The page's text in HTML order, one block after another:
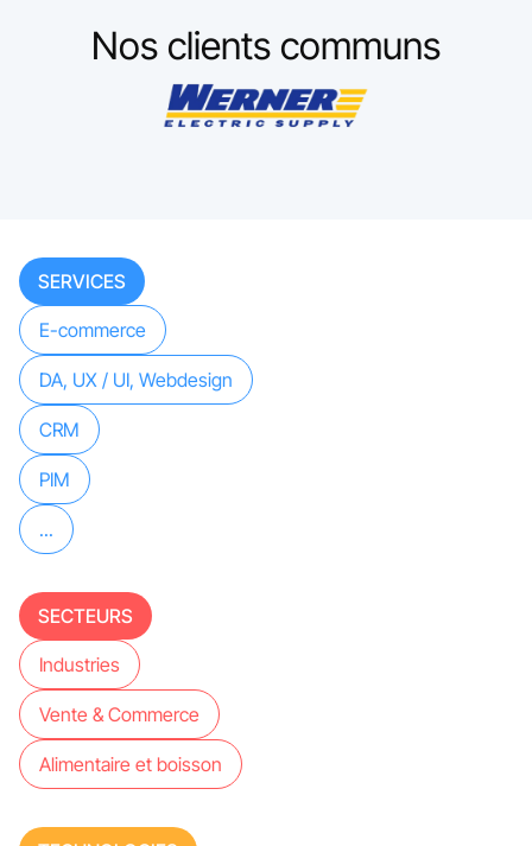
Nos clients communs
SERVICES
E-commerce
DA, UX / UI, Webdesign
CRM
PIM
...
SECTEURS
Industries
Vente & Commerce
Alimentaire et boisson